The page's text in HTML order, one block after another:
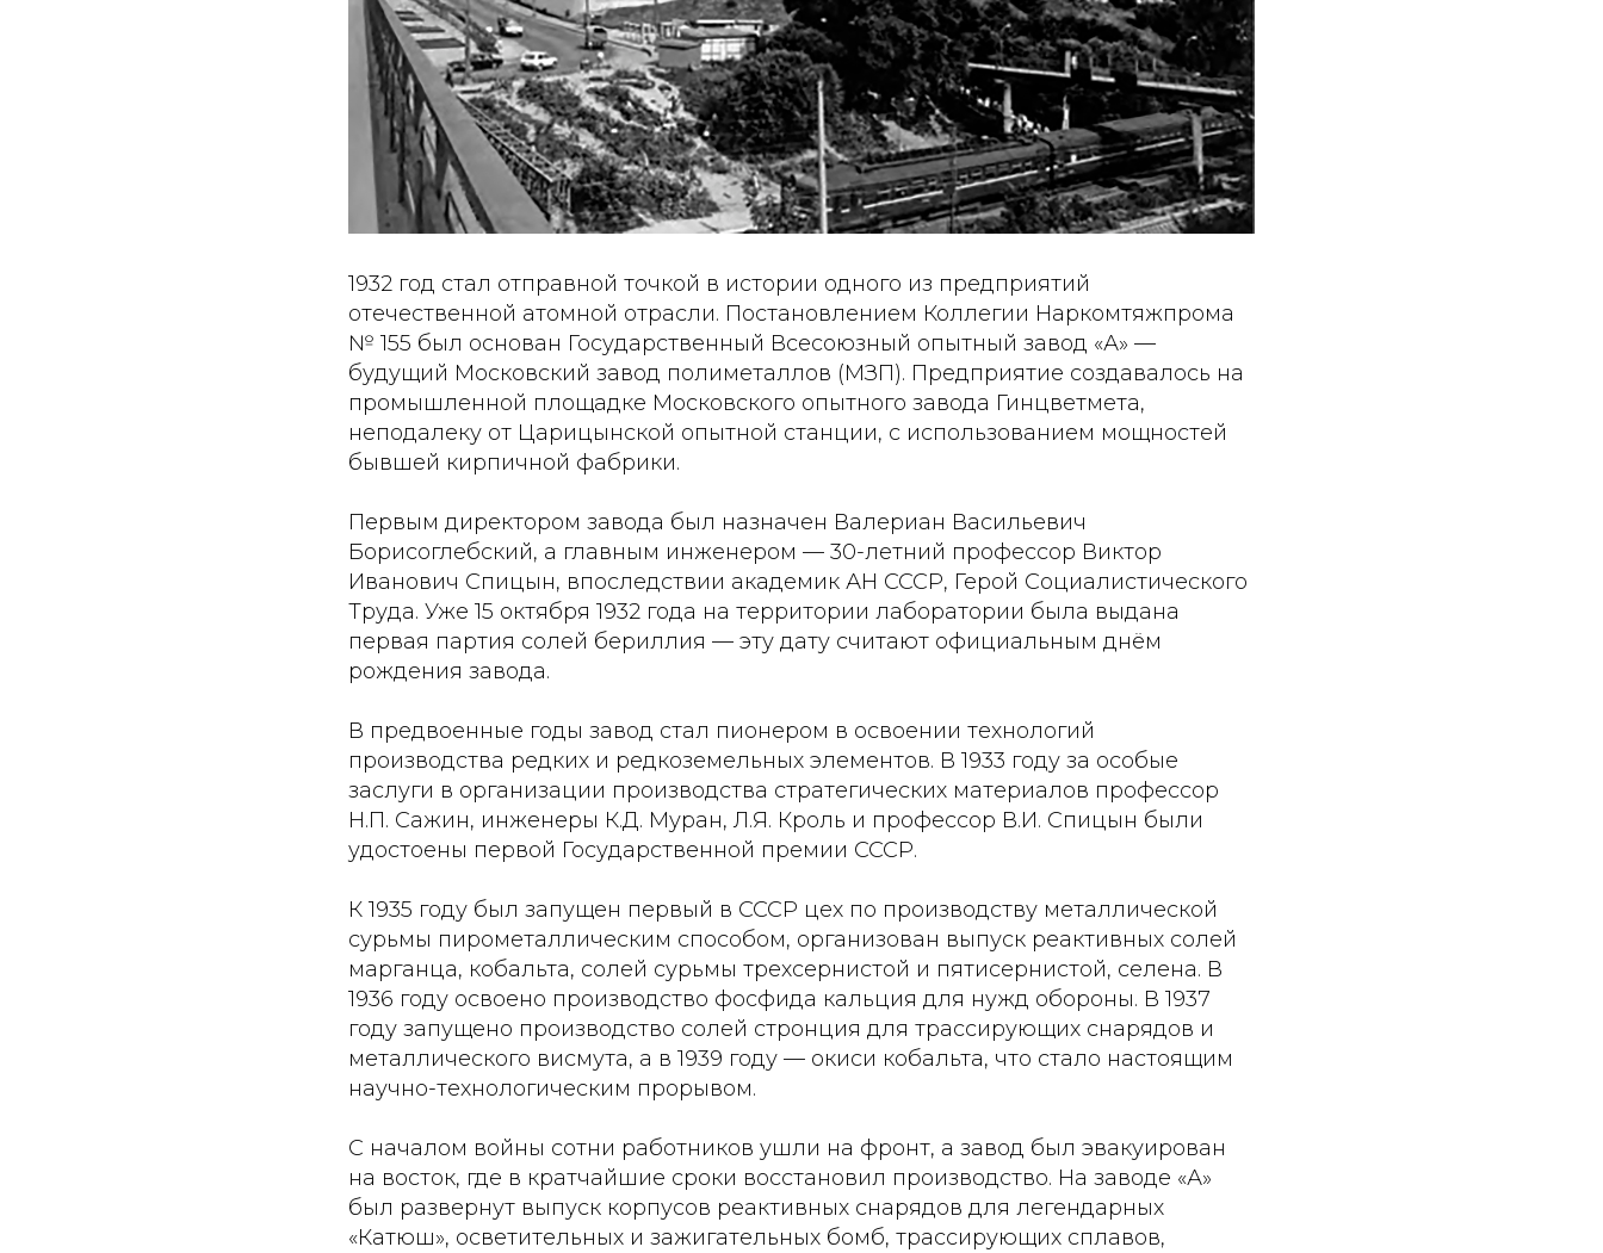
1932 год стал отправной точкой в истории одного из предприятий
отечественной атомной отрасли. Постановлением Коллегии Наркомтяжпрома
№ 155 был основан Государственный Всесоюзный опытный завод «А» —
будущий Московский завод полиметаллов (МЗП). Предприятие создавалось на
промышленной площадке Московского опытного завода Гинцветмета,
неподалеку от Царицынской опытной станции, с использованием мощностей
бывшей кирпичной фабрики.
Первым директором завода был назначен Валериан Васильевич
Борисоглебский, а главным инженером — 30-летний профессор Виктор
Иванович Спицын, впоследствии академик АН СССР, Герой Социалистического
Труда. Уже 15 октября 1932 года на территории лаборатории была выдана
первая партия солей бериллия — эту дату считают официальным днём
рождения завода.
В предвоенные годы завод стал пионером в освоении технологий
производства редких и редкоземельных элементов. В 1933 году за особые
заслуги в организации производства стратегических материалов профессор
Н.П. Сажин, инженеры К.Д. Муран, Л.Я. Кроль и профессор В.И. Спицын были
удостоены первой Государственной премии СССР.
К 1935 году был запущен первый в СССР цех по производству металлической
сурьмы пирометаллическим способом, организован выпуск реактивных солей
марганца, кобальта, солей сурьмы трехсернистой и пятисернистой, селена. В
1936 году освоено производство фосфида кальция для нужд обороны. В 1937
году запущено производство солей стронция для трассирующих снарядов и
металлического висмута, а в 1939 году — окиси кобальта, что стало настоящим
научно-технологическим прорывом.
С началом войны сотни работников ушли на фронт, а завод был эвакуирован
на восток, где в кратчайшие сроки восстановил производство. На заводе «А»
был развернут выпуск корпусов реактивных снарядов для легендарных
«Катюш», осветительных и зажигательных бомб, трассирующих сплавов,